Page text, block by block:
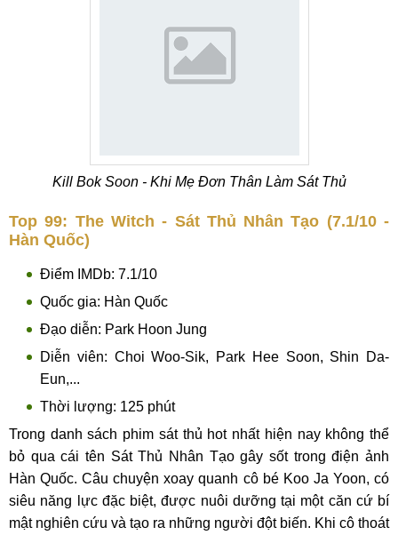
Kill Bok Soon - Khi Mẹ Đơn Thân Làm Sát Thủ
Top 99: The Witch - Sát Thủ Nhân Tạo (7.1/10 -
Hàn Quốc)
Điểm IMDb: 7.1/10
Quốc gia: Hàn Quốc
Đạo diễn: Park Hoon Jung
Diễn viên: Choi Woo-Sik, Park Hee Soon, Shin Da-
Eun,...
Thời lượng: 125 phút
Trong danh sách phim sát thủ hot nhất hiện nay không thể
bỏ qua cái tên Sát Thủ Nhân Tạo gây sốt trong điện ảnh
Hàn Quốc. Câu chuyện xoay quanh cô bé Koo Ja Yoon, có
siêu năng lực đặc biệt, được nuôi dưỡng tại một căn cứ bí
mật nghiên cứu và tạo ra những người đột biến. Khi cô thoát